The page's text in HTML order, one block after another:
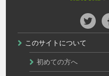
このサイトについて
初めての方へ